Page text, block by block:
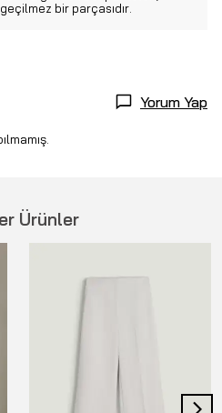
bir parçasıdır.
Yorum Yap
Ürünler